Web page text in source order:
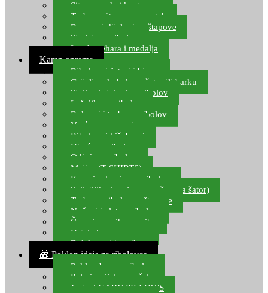
Sito, posude i kante
Torbe za štapove – match
Rezervni dijelovi za štapove
Starlete za ribolov
Izrada pehara i medalja
Kamp oprema
Ribolovni šatori i bivvy
Grijalice, kuhala za šator ili barku
Stolice i stolovi za ribolov
Ležaljke za ribolov
Ruksaci i torbe za ribolov
Vreće za spavanje
Ribolovni kišobrani
Obuća za ribolov
Odjeća za ribolov
Majice (T-SHIRTS)
Kape i rukavice za ribolov
Svijetiljke (naglavne, ručne, za šator)
Torbe za ribolovne štapove
Noževi i alat za ribolov
Čamci za prihranu ribe
Ostala kamp oprema
Dalekozori i optika
🎁 Poklon ideje za ribolovce
Poklon bon za ribolov
Polarizacijske naočale
Jastuci GABY PILLOWS